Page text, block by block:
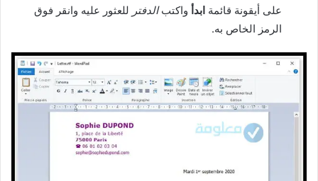
على أيقونة قائمة ابدأ واكتبالدفتر للعثور عليه وانقر فوق
الرمز الخاص به.